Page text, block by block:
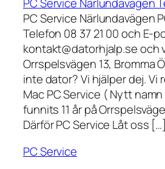
PC Service Närlundavägen
PC Service Närlundavägen
Telefon 08 37 21 00 och E-
kontakt@datorhjalp.se och
Orrspelsvägen 13, Bromma
inte dator? Vi hjälper dej. Vi
Mac PC Service ( Nytt
funnits 11 år på
Därför PC Service Låt oss […]
PC Service